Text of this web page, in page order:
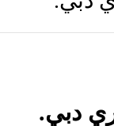
دبي.